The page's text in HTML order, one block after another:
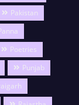
Pakistan
Poetries
Punjab